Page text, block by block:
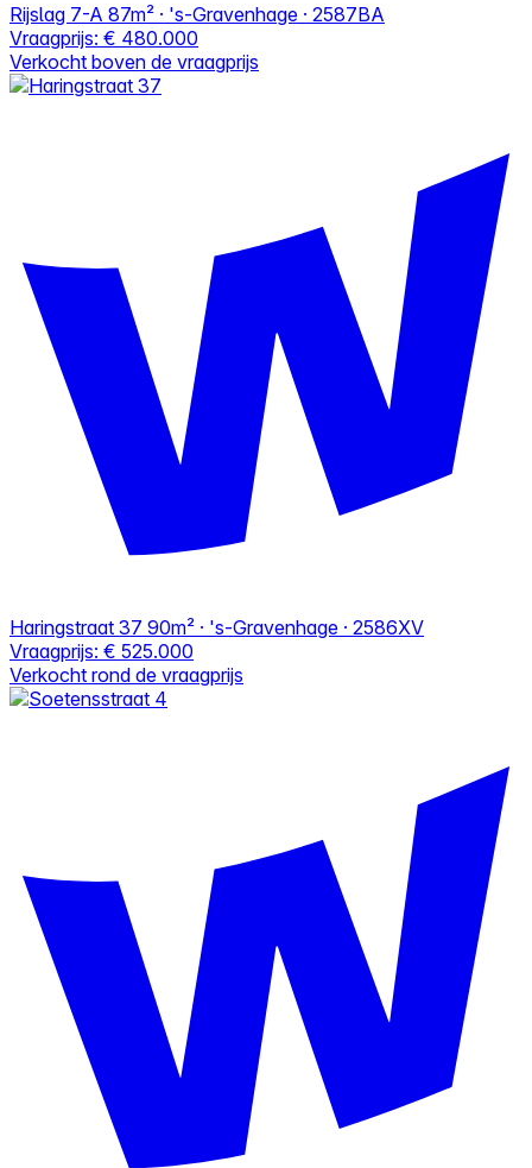
Rijslag 7-A 87m² · 's-Gravenhage · 2587BA
Vraagprijs: € 480.000
Verkocht boven de vraagprijs
Haringstraat 37 90m² · 's-Gravenhage · 2586XV
Vraagprijs: € 525.000
Verkocht rond de vraagprijs